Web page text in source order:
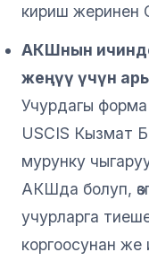
кириш жеринен
АКШнын
жеңүү үчүн
Учурдагы
USCIS Кызмат
мурунку
АКШда болуп,
учурларга
коргоосунан